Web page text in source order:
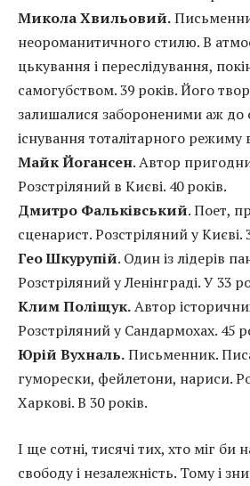
Микола Хвильовий.
неороманитичного стилю. В
цькування і переслідування,
самогубством. 39 років. Його
залишалися забороненими аж до
існування тоталітарного режиму
Майк Йогансен. Автор
Розстріляний в Києві. 40 років.
Дмитро Фальківський. Поет,
сценарист. Розстріляний у Києві.
Гео Шкурупій. Один із лідерів
Розстріляний у Ленінграді. У 33
Клим Поліщук.Автор
Розстріляний у Сандармохах. 45
Юрій Вухналь.Письменник.
гуморески, фейлетони, нариси.
Харкові. В 30 років.
І ще сотні, тисячі тих, хто міг би
свободу і незалежність. Тому і